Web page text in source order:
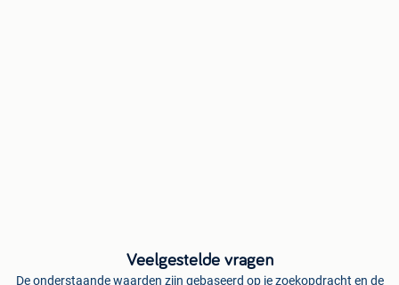
Veelgestelde vragen
De onderstaande waarden zijn gebaseerd op je zoekopdracht en de